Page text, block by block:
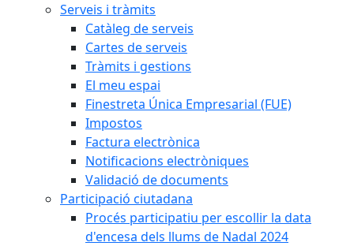
Serveis i tràmits
Catàleg de serveis
Cartes de serveis
Tràmits i gestions
El meu espai
Finestreta Única Empresarial (FUE)
Impostos
Factura electrònica
Notificacions electròniques
Validació de documents
Participació ciutadana
Procés participatiu per escollir la data
d'encesa dels llums de Nadal 2024